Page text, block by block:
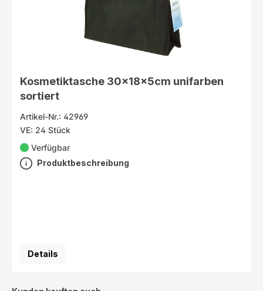
Kosmetiktasche 30x18x5cm unifarben
sortiert
Artikel-Nr.: 42969
VE: 24 Stück
Verfügbar
Produktbeschreibung
Details